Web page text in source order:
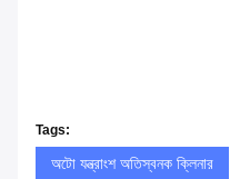
Tags:
অটো যন্ত্রাংশ অতিস্বনক ক্লিনার